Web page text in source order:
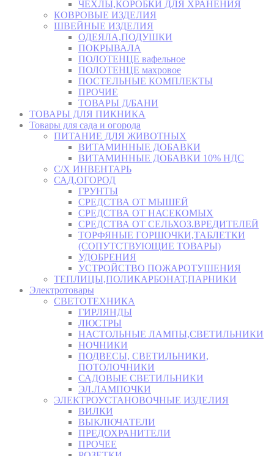
ЧЕХЛЫ,КОРОБКИ ДЛЯ ХРАНЕНИЯ
КОВРОВЫЕ ИЗДЕЛИЯ
ШВЕЙНЫЕ ИЗДЕЛИЯ
ОДЕЯЛА,ПОДУШКИ
ПОКРЫВАЛА
ПОЛОТЕНЦЕ вафельное
ПОЛОТЕНЦЕ махровое
ПОСТЕЛЬНЫЕ КОМПЛЕКТЫ
ПРОЧИЕ
ТОВАРЫ Д/БАНИ
ТОВАРЫ ДЛЯ ПИКНИКА
Товары для сада и огорода
ПИТАНИЕ ДЛЯ ЖИВОТНЫХ
ВИТАМИННЫЕ ДОБАВКИ
ВИТАМИННЫЕ ДОБАВКИ 10% НДС
С/Х ИНВЕНТАРЬ
САД,ОГОРОД
ГРУНТЫ
СРЕДСТВА ОТ МЫШЕЙ
СРЕДСТВА ОТ НАСЕКОМЫХ
СРЕДСТВА ОТ СЕЛЬХОЗ.ВРЕДИТЕЛЕЙ
ТОРФЯНЫЕ ГОРШОЧКИ,ТАБЛЕТКИ
(СОПУТСТВУЮЩИЕ ТОВАРЫ)
УДОБРЕНИЯ
УСТРОЙСТВО ПОЖАРОТУШЕНИЯ
ТЕПЛИЦЫ,ПОЛИКАРБОНАТ,ПАРНИКИ
Электротовары
СВЕТОТЕХНИКА
ГИРЛЯНДЫ
ЛЮСТРЫ
НАСТОЛЬНЫЕ ЛАМПЫ,СВЕТИЛЬНИКИ
НОЧНИКИ
ПОДВЕСЫ, СВЕТИЛЬНИКИ,
ПОТОЛОЧНИКИ
САДОВЫЕ СВЕТИЛЬНИКИ
ЭЛ.ЛАМПОЧКИ
ЭЛЕКТРОУСТАНОВОЧНЫЕ ИЗДЕЛИЯ
ВИЛКИ
ВЫКЛЮЧАТЕЛИ
ПРЕДОХРАНИТЕЛИ
ПРОЧЕЕ